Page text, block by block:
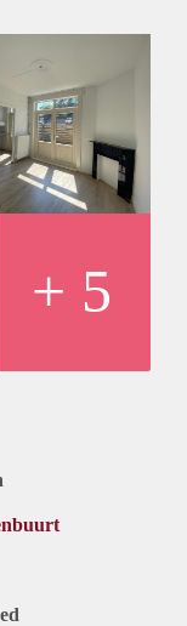
keuken biedt
recent
voorzien. De
Op de tweede
is netjes
we niet op
circa 5 kandidaten
+ 5